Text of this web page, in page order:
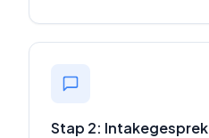
Stap 2: Intakegesprek